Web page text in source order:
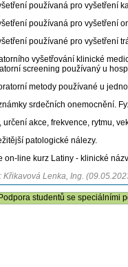
používaná pro vyšetření
používaná pro vyšetření
používané pro vyšetření
vyšetřování klinické
screening používaný u
metody používané u
srdečních onemocnění.
určení akce, frekvence, rytmu,
patologické nálezy.
on-line kurz Latiny - klinické
Křikavová Lenka, Ing.
Podpora studentů se speciálními